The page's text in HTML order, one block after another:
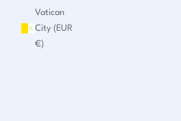
Vatican
City (EUR
€)